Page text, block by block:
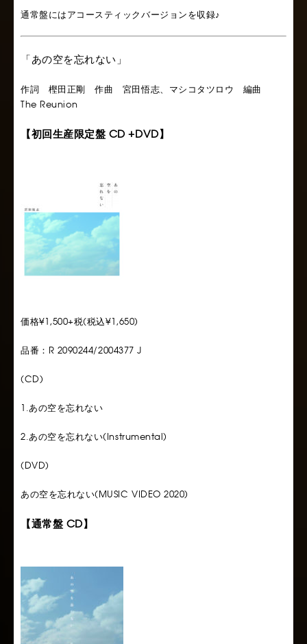
通常盤にはアコースティックバージョンを収録♪
「あの空を忘れない」
作詞 樫田正剛 作曲 宮田悟志、マシコタツロウ 編曲
The Reunion
【初回生産限定盤 CD +DVD】
価格¥1,500+税(税込¥1,650)
品番：R 2090244/2004377 J
(CD)
1.あの空を忘れない
2.あの空を忘れない(Instrumental)
(DVD)
あの空を忘れない(MUSIC VIDEO 2020)
【通常盤 CD】